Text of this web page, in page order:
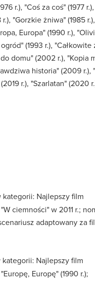
r.), "Coś za coś" (1977
"Gorzkie żniwa" (1985
Europa" (1990 r.),
(1993 r.),
domu" (2002 r.), "Kopia
historia" (2009 r.),
r.), "Szarlatan" (2020
kategorii: Najlepszy film
ciemności" w 2011 r.;
adaptowany za
Najlepszy film
Europę" (1990 r.);